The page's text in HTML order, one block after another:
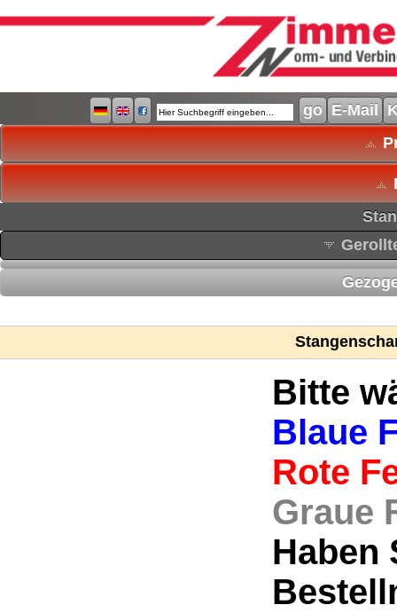
E-Mail
Bitte
Blaue
Rote
Graue
Haben